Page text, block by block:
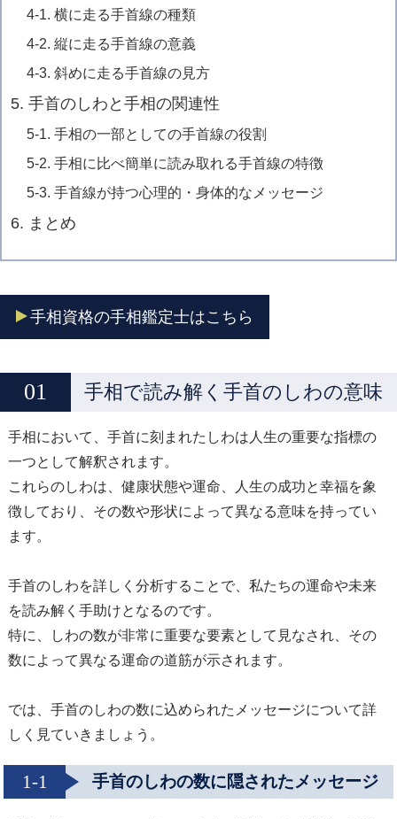
4-1. 横に走る手首線の種類
4-2. 縦に走る手首線の意義
4-3. 斜めに走る手首線の見方
5. 手首のしわと手相の関連性
5-1. 手相の一部としての手首線の役割
5-2. 手相に比べ簡単に読み取れる手首線の特徴
5-3. 手首線が持つ心理的・身体的なメッセージ
6. まとめ
手相資格の手相鑑定士はこちら
手相で読み解く手首のしわの意味
手相において、手首に刻まれたしわは人生の重要な指標の
一つとして解釈されます。
これらのしわは、健康状態や運命、人生の成功と幸福を象
徴しており、その数や形状によって異なる意味を持ってい
ます。
手首のしわを詳しく分析することで、私たちの運命や未来
を読み解く手助けとなるのです。
特に、しわの数が非常に重要な要素として見なされ、その
数によって異なる運命の道筋が示されます。
では、手首のしわの数に込められたメッセージについて詳
しく見ていきましょう。
1-1 手首のしわの数に隠されたメッセージ